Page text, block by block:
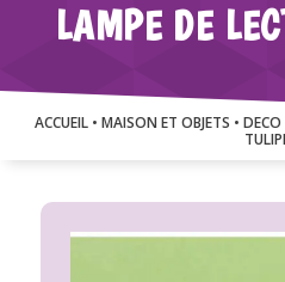
LAMPE DE
ACCUEIL • MAISON ET OBJETS • DECO